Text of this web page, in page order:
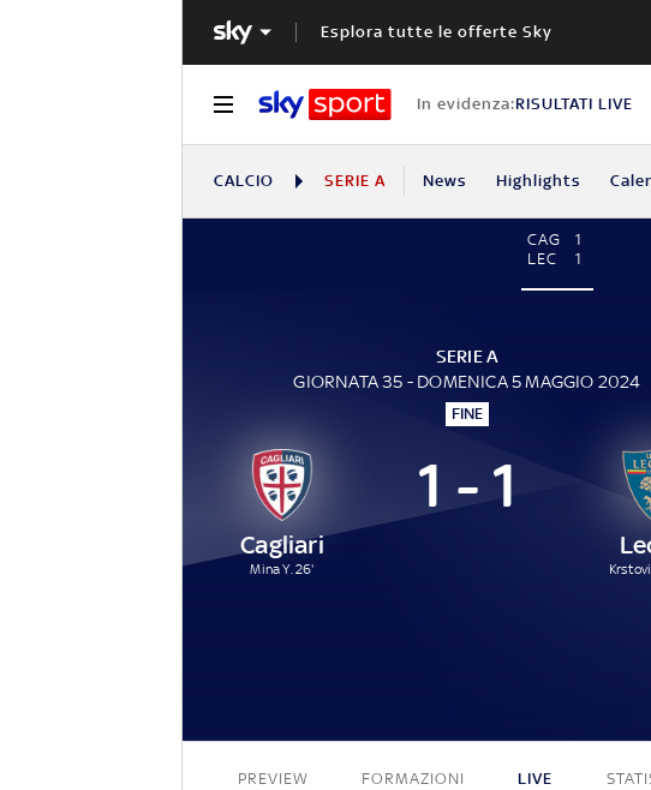
Esplora tutte le offerte Sky
In evidenza:RISULTATI LIVE
CALCIO SERIE A News Highlights
CAG
1
LEC
1
SERIE A
GIORNATA 35 - DOMENICA 5 MAGGIO 2024
FINE
Cagliari
Mina Y. 26'
1 - 1
PREVIEW FORMAZIONI LIVE